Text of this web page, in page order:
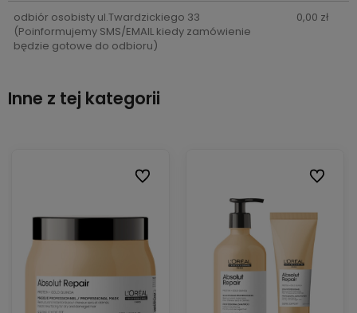
odbiór osobisty ul.Twardzickiego 33
(Poinformujemy SMS/EMAIL kiedy zamówienie
będzie gotowe do odbioru)
0,00 zł
Inne z tej kategorii
Do ulubionych
Do ulubionych Do
Do